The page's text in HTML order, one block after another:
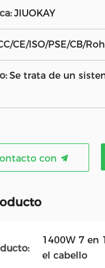
JIUOKAY
CE/ISO/PSE/CB/
Se trata de un
con
1400W 7 en
el cabello